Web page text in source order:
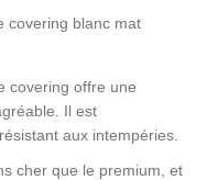
covering blanc mat
covering offre une
Il est
aux intempéries.
cher que le premium, et